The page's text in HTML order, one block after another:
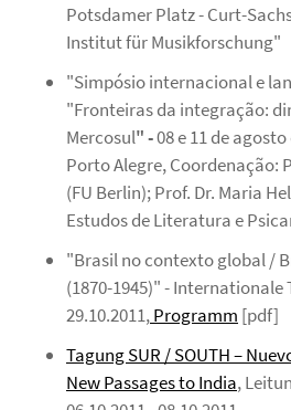
Potsdamer Platz - Curt-
Institut für Musikforschung"
"Simpósio internacional e
"Fronteiras da integração:
Mercosul" -08 e 11 de
Porto Alegre, Coordenação:
(FU Berlin); Prof. Dr. Maria
Estudos de Literatura e
"Brasil no contexto global /
(1870-1945)" - Internationale
29.10.2011,Programm [pdf]
Tagung SUR / SOUTH –
New Passages to India,